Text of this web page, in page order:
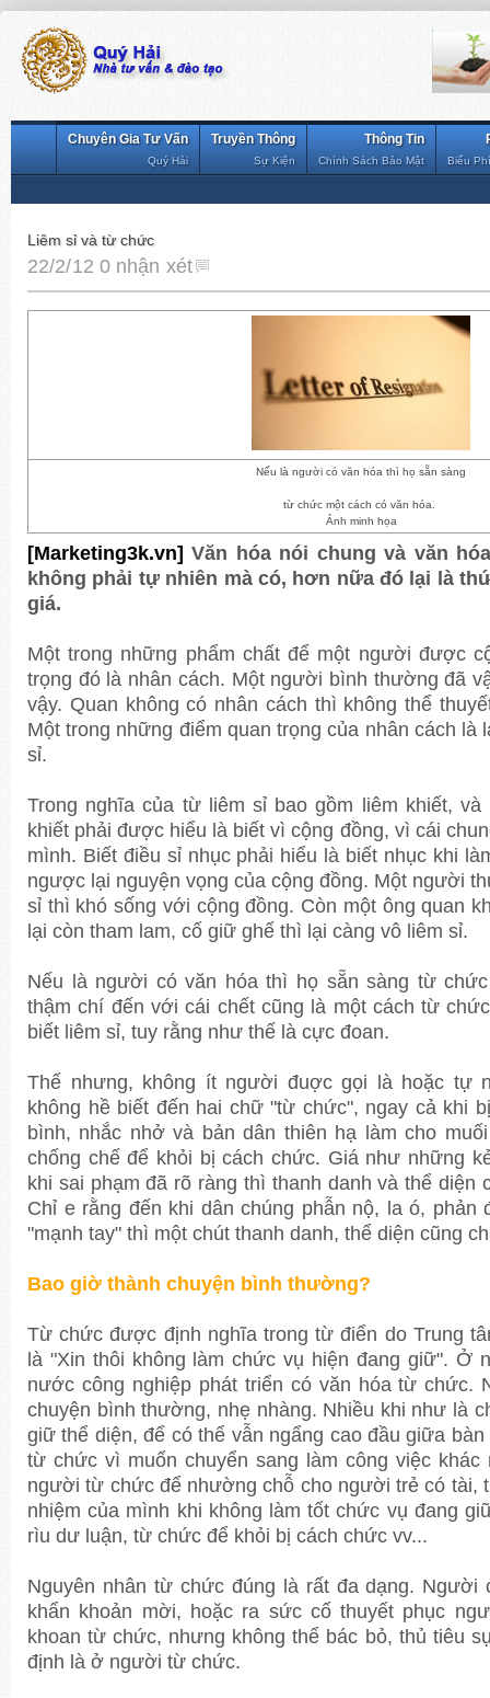
Biểu
Thông Tin
Chính Sách Bảo Mật
Truyền Thông
Sự Kiện
Chuyên Gia Tư Vấn
Quý Hải
Liêm sỉ và từ chức
22/2/12 0 nhận xét
Nếu là người có văn hóa thì họ sẵn sàng
từ chức một cách có văn hóa.
Ảnh minh họa
[Marketing3k.vn] Văn hóa nói chung và văn
không phải tự nhiên mà có, hơn nữa đó lại là
giá.
Một trong những phẩm chất để một người được
trọng đó là nhân cách. Một người bình thường đã
vậy. Quan không có nhân cách thì không thể
Một trong những điểm quan trọng của nhân cách là
sỉ.
Trong nghĩa của từ liêm sỉ bao gồm liêm khiết, và
khiết phải được hiểu là biết vì cộng đồng, vì cái
mình. Biết điều sỉ nhục phải hiểu là biết nhục khi
ngược lại nguyện vọng của cộng đồng. Một người
sỉ thì khó sống với cộng đồng. Còn một ông quan
lại còn tham lam, cố giữ ghế thì lại càng vô liêm sỉ.
Nếu là người có văn hóa thì họ sẵn sàng từ
thậm chí đến với cái chết cũng là một cách từ
biết liêm sỉ, tuy rằng như thế là cực đoan.
Thế nhưng, không ít người đuợc gọi là hoặc tự
không hề biết đến hai chữ "từ chức", ngay cả khi
bình, nhắc nhở và bản dân thiên hạ làm cho
chống chế để khỏi bị cách chức. Giá như những
khi sai phạm đã rõ ràng thì thanh danh và thể diện
Chỉ e rằng đến khi dân chúng phẫn nộ, la ó, phản
"mạnh tay" thì một chút thanh danh, thể diện cũng
Bao giờ thành chuyện bình thường?
Từ chức được định nghĩa trong từ điển do Trung
là "Xin thôi không làm chức vụ hiện đang giữ". Ở
nước công nghiệp phát triển có văn hóa từ chức.
chuyện bình thường, nhẹ nhàng. Nhiều khi như là
giữ thể diện, để có thể vẫn ngẩng cao đầu giữa
từ chức vì muốn chuyển sang làm công việc khác
người từ chức để nhường chỗ cho người trẻ có tài,
nhiệm của mình khi không làm tốt chức vụ đang
rìu dư luận, từ chức để khỏi bị cách chức vv...
Nguyên nhân từ chức đúng là rất đa dạng. Người
khẩn khoản mời, hoặc ra sức cố thuyết phục
khoan từ chức, nhưng không thể bác bỏ, thủ tiêu
định là ở người từ chức.